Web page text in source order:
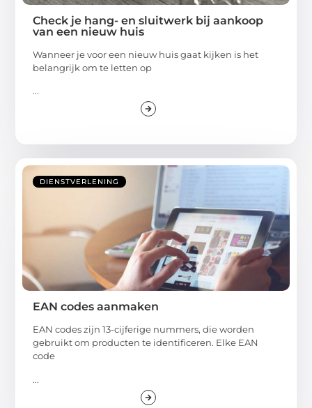
Check je hang- en sluitwerk bij aankoop
van een nieuw huis
Wanneer je voor een nieuw huis gaat kijken is het
belangrijk om te letten op
...
DIENSTVERLENING
EAN codes aanmaken
EAN codes zijn 13-cijferige nummers, die worden
gebruikt om producten te identificeren. Elke EAN
code
...